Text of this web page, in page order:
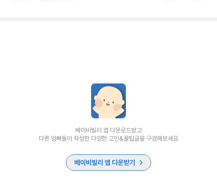
베이비빌리 앱 다운로드받고
다른 엄빠들이 작성한 다양한 고민&꿀팁글을 구경해보세요
베이비빌리 앱 다운받기